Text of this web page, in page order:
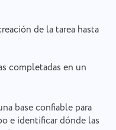
de la tarea hasta
completadas en un
base confiable para
e identificar dónde las